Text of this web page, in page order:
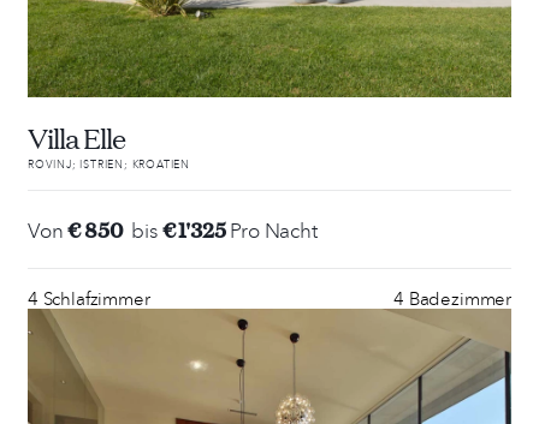
Villa Elle
ROVINJ; ISTRIEN; KROATIEN
Von€ 850 bis€ 1'325Pro Nacht
4 Schlafzimmer 4 Badezimmer